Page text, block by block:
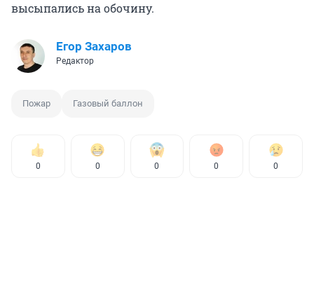
высыпались на обочину.
Егор Захаров
Редактор
Пожар Газовый баллон
0 0 0 0 0